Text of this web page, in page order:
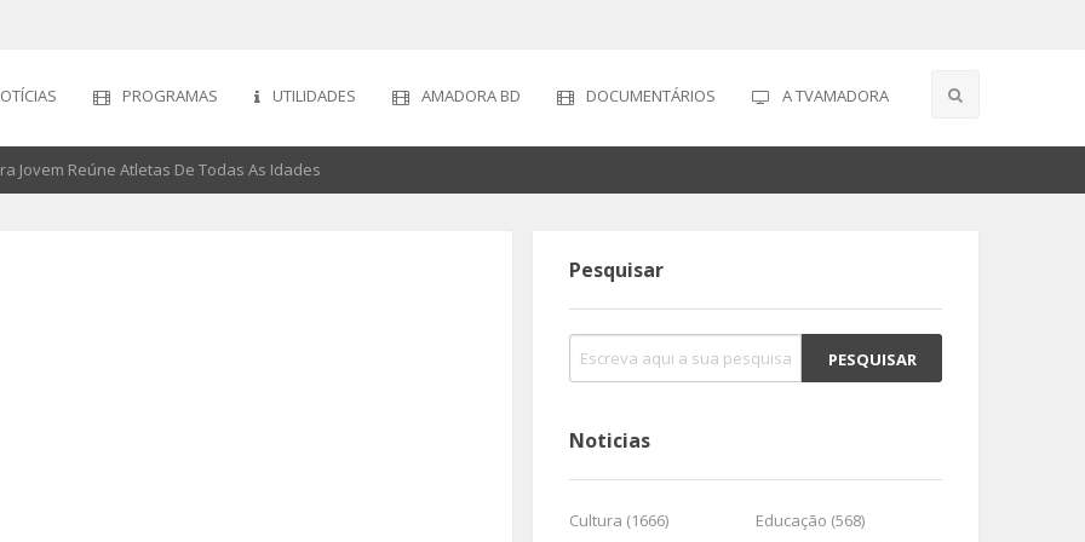
PROGRAMAS UTILIDADES AMADORA BD DOCUMENTÁRIOS A TVAMADORA
Jovem Reúne Atletas De Todas As Idades
Pesquisar
Noticias
Cultura (1666)
Educação (568)